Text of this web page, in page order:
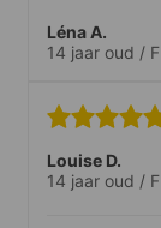
Léna A.
14 jaar oud /
Louise D.
14 jaar oud /